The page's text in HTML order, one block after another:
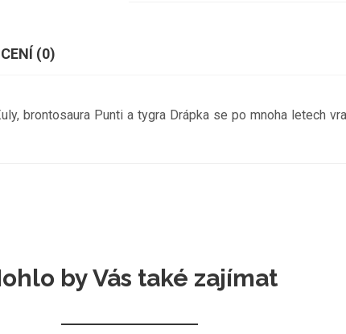
(0)
brontosaura Punti a tygra Drápka se po mnoha letech
by Vás také zajímat